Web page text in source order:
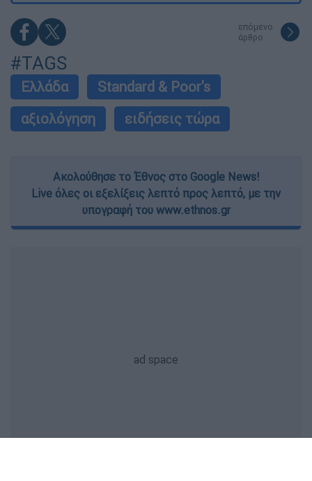
επόμενο
άρθρο
#TAGS
Ελλάδα
Standard & Poor's
αξιολόγηση
ειδήσεις τώρα
Ακολούθησε το Έθνος στο Google News!
Live όλες οι εξελίξεις λεπτό προς λεπτό, με την
υπογραφή του www.ethnos.gr